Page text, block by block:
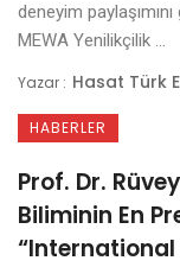
deneyim
MEWA Yenilikçilik ...
Yazar : Hasat Türk
HABERLER
Prof. Dr.
Biliminin En
“International